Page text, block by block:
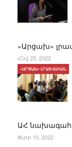
«Արցախ»
Հնվ 25, 2022
ԱՀ
«ԱՐՑԱԽ» ԼՐԱՏՎԱԿԱՆ
Փտր 10, 2022